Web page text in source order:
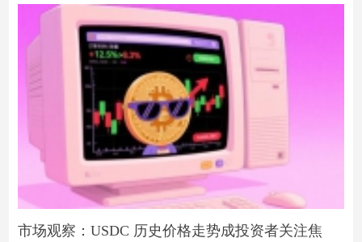
市场观察：USDC 历史价格走势成投资者关注焦